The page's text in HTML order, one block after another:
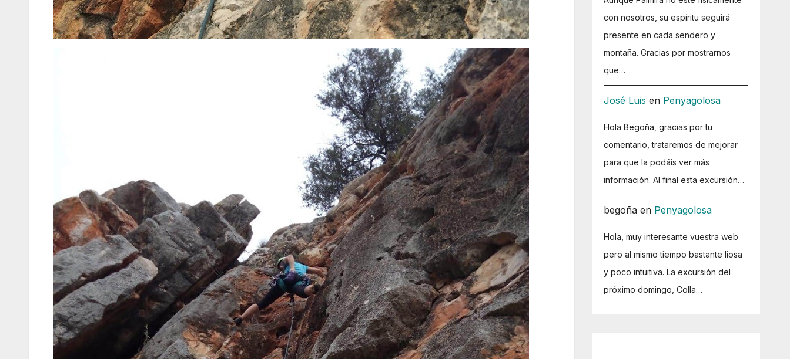
con nosotros, su espíritu seguirá
presente en cada sendero y
montaña. Gracias por mostrarnos
que…
José Luis en Penyagolosa
Hola Begoña, gracias por tu
comentario, trataremos de mejorar
para que la podáis ver más
información. Al final esta excursión…
begoñaen Penyagolosa
Hola, muy interesante vuestra web
pero al mismo tiempo bastante liosa
y poco intuitiva. La excursión del
próximo domingo, Colla…